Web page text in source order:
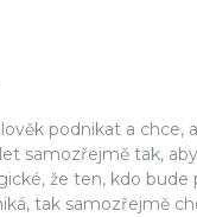
podnikat a chce,
samozřejmě tak,
že ten, kdo
tak samozřejmě